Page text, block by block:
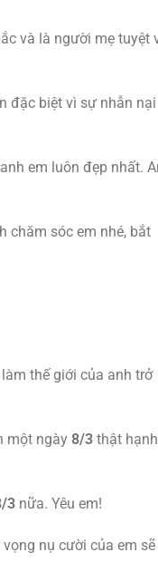
và là người mẹ tuyệt
đặc biệt vì sự nhẫn nại
em luôn đẹp nhất.
chăm sóc em nhé, bắt
thế giới của anh trở
một ngày 8/3thật hạnh
3nữa. Yêu em!
nụ cười của em sẽ